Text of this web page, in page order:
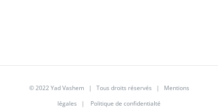
© 2022 Yad Vashem | Tous droits réservés | Mentions
légales | Politique de confidentialté